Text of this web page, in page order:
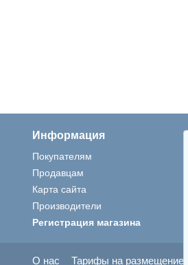
Информация
Покупателям
Продавцам
Карта сайта
Производители
Регистрация магазина
О нас Тарифы на размещение